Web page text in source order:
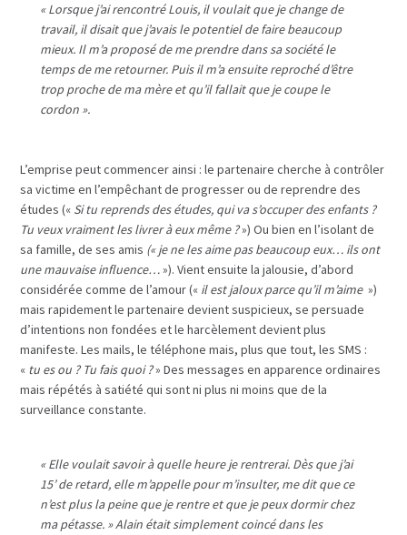
«Lorsque j’ai rencontré Louis, il voulait que je change de
travail, il disait que j’avais le potentiel de faire beaucoup
mieux. Il m’a proposé de me prendre dans sa société le
temps de me retourner. Puis il m’a ensuite reproché d’être
trop proche de ma mère et qu’il fallait que je coupe le
cordon ».
L’emprise peut commencer ainsi : le partenaire cherche à contrôler
sa victime en l’empêchant de progresser ou de reprendre des
études (« Si tu reprends des études, qui va s’occuper des enfants ?
Tu veux vraiment les livrer à eux même ?») Ou bien en l’isolant de
sa famille, de ses amis (« je ne les aime pas beaucoup eux… ils ont
une mauvaise influence…»). Vient ensuite la jalousie, d’abord
considérée comme de l’amour (« il est jaloux parce qu’il m’aime »)
mais rapidement le partenaire devient suspicieux, se persuade
d’intentions non fondées et le harcèlement devient plus
manifeste. Les mails, le téléphone mais, plus que tout, les SMS :
« tu es ou ? Tu fais quoi ?» Des messages en apparence ordinaires
mais répétés à satiété qui sont ni plus ni moins que de la
surveillance constante.
«Elle voulait savoir à quelle heure je rentrerai. Dès que j’ai
15’ de retard, elle m’appelle pour m’insulter, me dit que ce
n’est plus la peine que je rentre et que je peux dormir chez
ma pétasse. » Alain était simplement coincé dans les